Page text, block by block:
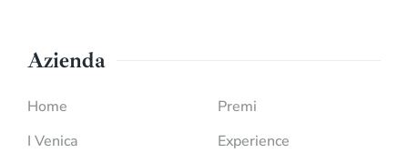
Azienda
Home
I Venica
Premi
Experience